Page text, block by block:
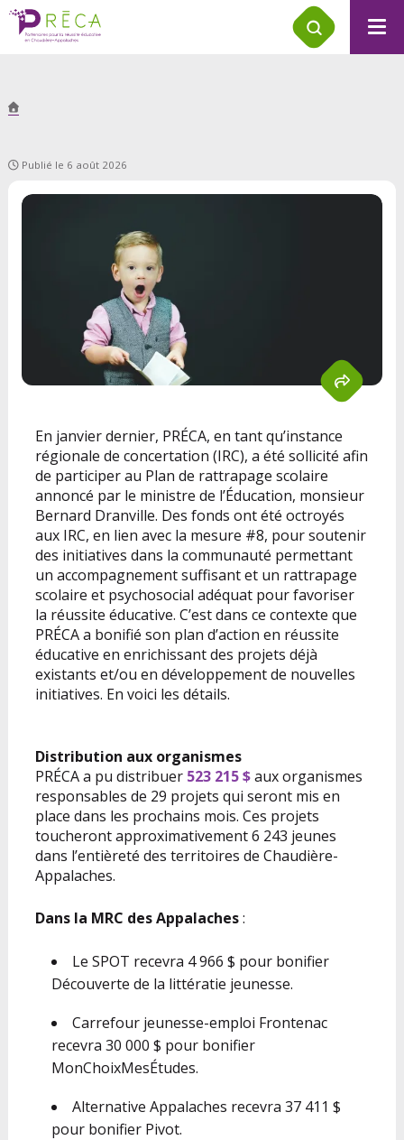
Publié le 6 août 2026
En janvier dernier, PRÉCA, en tant qu’instance
régionale de concertation (IRC), a été sollicité afin
de participer au Plan de rattrapage scolaire
annoncé par le ministre de l’Éducation, monsieur
Bernard Dranville. Des fonds ont été octroyés
aux IRC, en lien avec la mesure #8, pour soutenir
des initiatives dans la communauté permettant
un accompagnement suffisant et un rattrapage
scolaire et psychosocial adéquat pour favoriser
la réussite éducative. C’est dans ce contexte que
PRÉCA a bonifié son plan d’action en réussite
éducative en enrichissant des projets déjà
existants et/ou en développement de nouvelles
initiatives. En voici les détails.
Distribution aux organismes
PRÉCA a pu distribuer 523 215 $aux organismes
responsables de 29 projets qui seront mis en
place dans les prochains mois. Ces projets
toucheront approximativement 6 243 jeunes
dans l’entièreté des territoires de Chaudière-
Appalaches.
Dans la MRC des Appalaches:
Le SPOT recevra 4 966 $ pour bonifier
Découverte de la littératie jeunesse.
Carrefour jeunesse-emploi Frontenac
recevra 30 000 $ pour bonifier
MonChoixMesÉtudes.
Alternative Appalaches recevra 37 411 $
pour bonifier Pivot.